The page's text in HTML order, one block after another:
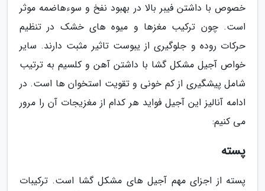
خصوص با داشتن فیبر بالا در بهبود نفخ و سوءهاضمه موثر
است. چون ترکیب مغزها و میوه های خشک در تنظیم
حرکات روده و جلوگیری از یبوست تاثیر مثبت دارند. سایر
خواص آجیل مشکل گشا با داشتن آهن و کلسیم به ترتیب
شامل پیشگیری از کم خونی و تقویت استخوان ها است. در
ادامه آنالیز این آجیل فواید هر کدام از مغزیجات آن را مرور
می کنیم:
پسته
پسته از اجزای مهم آجیل های مشکل گشا است. ترکیبات